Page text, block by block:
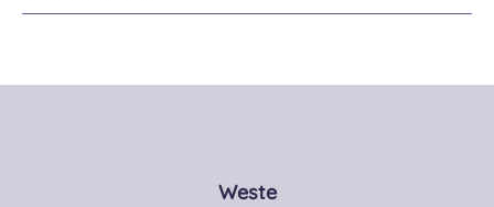
Produktgalerie überspringen
Weste